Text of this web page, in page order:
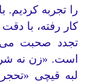
را تجربه کردیم.
کار رفته، با
تجدد صحبت
است. «زن نه
لبه قیچی